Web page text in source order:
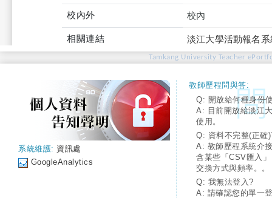
校內外 校內
相關連結 淡江大學活動報名
Tamkang University Teacher
系統維護: 資訊處
GoogleAnalytics
教師歷程問與答:
Q: 開放給何種身份
A: 目前開放給淡江
使用。
Q: 資料不完整(正確
A: 教師歷程系統介
含某些「CSV匯入
交換方式與頻率。。
Q: 我無法登入?
A: 請確認您的單一